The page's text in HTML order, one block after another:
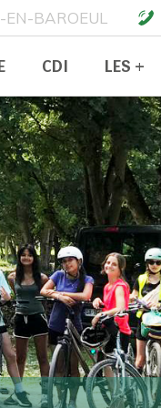
BAROEUL
CDI LES +